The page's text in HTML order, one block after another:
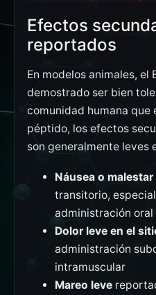
Efectos
reportados
En modelos animales, el
demostrado ser bien
comunidad humana que
péptido, los efectos
son generalmente leves
Náusea o
transitorio,
administración oral
Dolor leve en el
administración
intramuscular
Mareo leve